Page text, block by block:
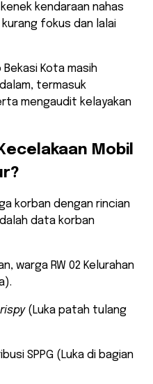
kendaraan nahas
fokus dan lalai
Kota masih
termasuk
mengaudit kelayakan
Mobil
korban dengan rincian
data korban
warga RW 02 Kelurahan
(Luka patah tulang
SPPG (Luka di bagian